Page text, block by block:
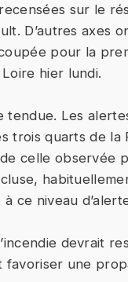
sur le
D’autres axes
pour la
hier lundi.
tendue. Les
trois quarts de la
celle observée
ce niveau
devrait
une